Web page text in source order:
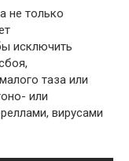
не только
исключить
таза или
или
вирусами